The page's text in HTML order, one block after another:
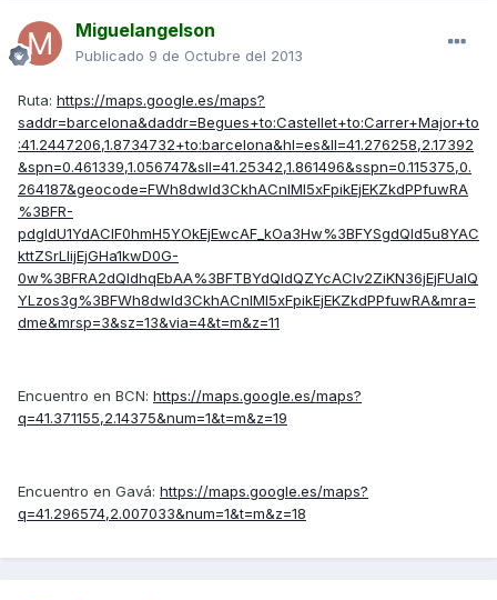
Miguelangelson
Publicado 9 de Octubre del 2013
Ruta: https://maps.google.es/maps?
saddr=barcelona&daddr=Begues+to:Castellet+to:Carrer+Major+to
:41.2447206,1.8734732+to:barcelona&hl=es&ll=41.276258,2.17392
&spn=0.461339,1.056747&sll=41.25342,1.861496&sspn=0.115375,0.
264187&geocode=FWh8dwId3CkhACnlMI5xFpikEjEKZkdPPfuwRA
%3BFR-
pdgIdU1YdAClF0hmH5YOkEjEwcAF_kOa3Hw%3BFYSgdQId5u8YAC
kttZSrLIijEjGHa1kwD0G-
0w%3BFRA2dQIdhqEbAA%3BFTBYdQIdQZYcAClv2ZiKN36jEjFUaIQ
YLzos3g%3BFWh8dwId3CkhACnlMI5xFpikEjEKZkdPPfuwRA&mra=
dme&mrsp=3&sz=13&via=4&t=m&z=11
Encuentro en BCN: https://maps.google.es/maps?
q=41.371155,2.14375&num=1&t=m&z=19
Encuentro en Gavá: https://maps.google.es/maps?
q=41.296574,2.007033&num=1&t=m&z=18